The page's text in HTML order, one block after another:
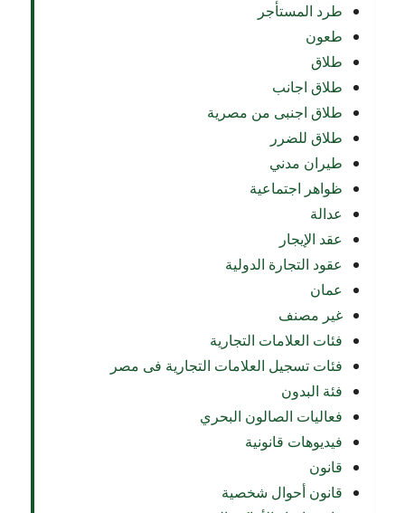
طرد المستأجر
طعون
طلاق
طلاق اجانب
طلاق اجنبى من مصرية
طلاق للضرر
طيران مدني
ظواهر اجتماعية
عدالة
عقد الإيجار
عقود التجارة الدولية
عمان
غير مصنف
فئات العلامات التجارية
فئات تسجيل العلامات التجارية فى مصر
فئة البدون
فعاليات الصالون البحري
فيديوهات قانونية
قانون
قانون أحوال شخصية